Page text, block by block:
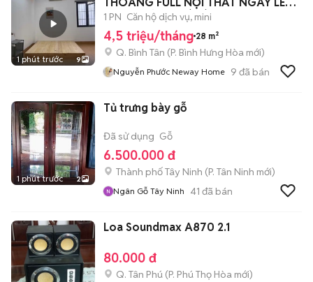
1 phút trước 9
VĂN QUỚI - HOÀ BÌNH
1 PN Căn hộ dịch vụ, mini
4,5 triệu/tháng 28 m²
Q. Bình Tân (P. Bình Hưng Hòa mới)
Nguyễn Phước Neway Home 9 đã bán
1 phút trước 2
Tủ trưng bày gỗ
Đã sử dụng Gỗ
6.500.000 đ
Thành phố Tây Ninh (P. Tân Ninh mới)
Ngân Gỗ Tây Ninh 41 đã bán
Loa Soundmax A870 2.1
80.000 đ
Q. Tân Phú (P. Phú Thọ Hòa mới)